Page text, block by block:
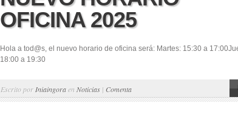
OFICINA 2025
Hola a tod@s, el nuevo horario de oficina será: Martes: 15:30 a
18:00 a 19:30
Escrito por Iniaingoraen Noticias | Comenta